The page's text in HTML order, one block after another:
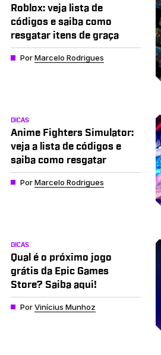
Roblox: veja lista de
códigos e saiba como
resgatar itens de graça
PorMarcelo Rodrigues
DICAS
Anime Fighters Simulator:
veja a lista de códigos e
saiba como resgatar
PorMarcelo Rodrigues
DICAS
Qual é o próximo jogo
grátis da Epic Games
Store? Saiba aqui!
PorVinícius Munhoz